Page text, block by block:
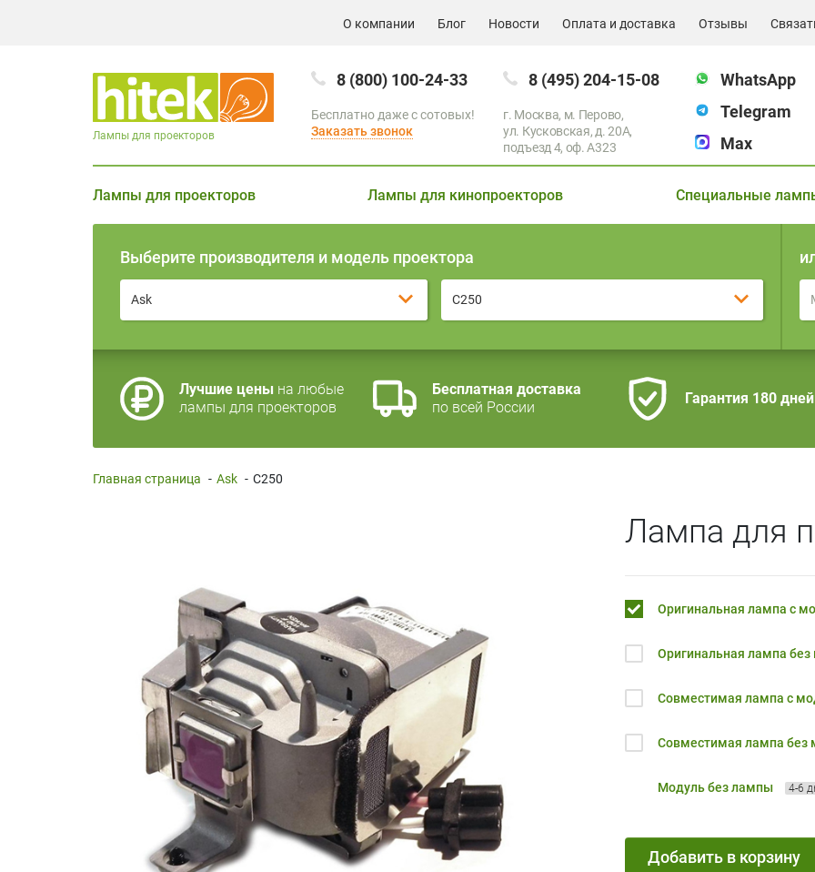
О компании Блог Новости Оплата и доставка Отзывы
8 (800) 100-24-33
Бесплатно даже с сотовых!
Заказать звонок
8 (495) 204-15-08
г. Москва, м. Перово,
ул. Кусковская, д. 20А,
подъезд 4, оф. A323
WhatsApp
Telegram
Max
Лампы для проекторов
Лампы для проекторов Лампы для кинопроекторов Специальные
Выберите производителя и модель проектора
Ask C250
Лучшие цены на любые
лампы для проекторов
Бесплатная доставка
по всей России
Гарантия 180 дней
Главная страница - Ask - C250
Лампа для
Оригинальная лампа с
Оригинальная лампа без
Совместимая лампа с
Совместимая лампа без
Модуль без лампы 4-6
Добавить в корзину